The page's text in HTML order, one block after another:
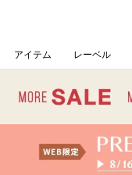
アイテム レーベル